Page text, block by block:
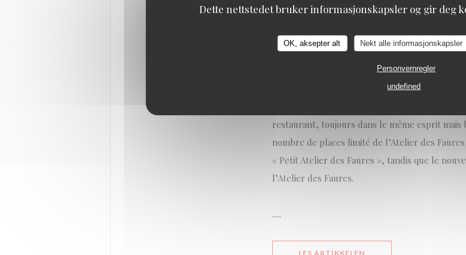
Dette nettstedet bruker informasjonskapsler og gir deg
OK, aksepter alt Nekt alle informasjonskapsler
Personvernregler
undefined
restaurant de la rue des Faures n’avait qu’un
du coup d’être toujours complet! Il faut dire
rapidement la clientèle, le rapport qualité/prix
décontractée, bref tout pour plaire.
restaurant, toujours dans le même esprit mais
nombre de places limité de l’Atelier des
« Petit Atelier des Faures », tandis que le
l’Atelier des Faures.
.....
LES ARTIKKELEN